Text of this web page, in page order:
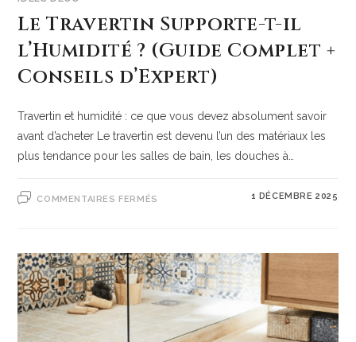
Le Travertin Supporte-t-il
l’Humidité ? (Guide Complet +
Conseils d’Expert)
Travertin et humidité : ce que vous devez absolument savoir
avant d’acheter Le travertin est devenu l’un des matériaux les
plus tendance pour les salles de bain, les douches à…
COMMENTAIRES FERMÉS 1 DÉCEMBRE 2025